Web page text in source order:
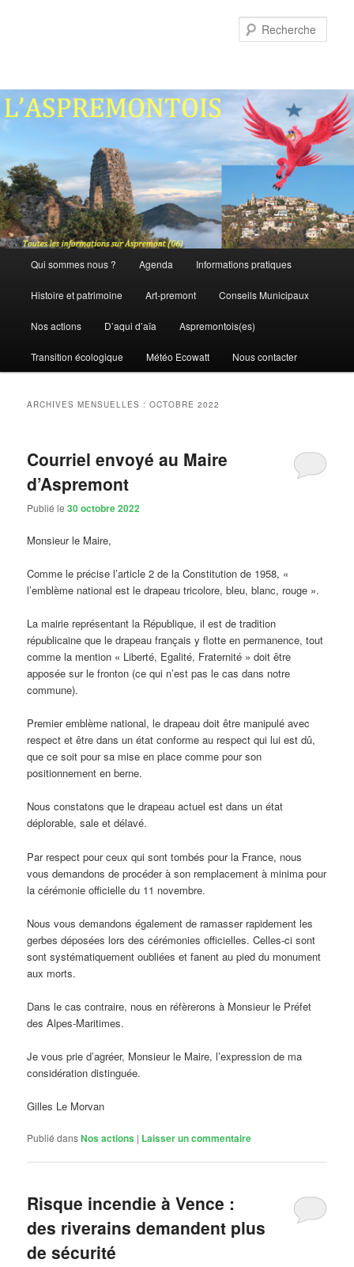
principal
Qui sommes nous ? Agenda Informations pratiques
Histoire et patrimoine Art-premont Conseils Municipaux
Nos actions D’aqui d’aïa Aspremontois(es)
Transition écologique Météo Ecowatt Nous contacter
ARCHIVES MENSUELLES :OCTOBRE 2022
Courriel envoyé au Maire
d’Aspremont
Publié le30 octobre 2022
Monsieur le Maire,
Comme le précise l’article 2 de la Constitution de 1958, «
l’emblème national est le drapeau tricolore, bleu, blanc, rouge ».
La mairie représentant la République, il est de tradition
républicaine que le drapeau français y flotte en permanence, tout
comme la mention « Liberté, Egalité, Fraternité » doit être
apposée sur le fronton (ce qui n’est pas le cas dans notre
commune).
Premier emblème national, le drapeau doit être manipulé avec
respect et être dans un état conforme au respect qui lui est dû,
que ce soit pour sa mise en place comme pour son
positionnement en berne.
Nous constatons que le drapeau actuel est dans un état
déplorable, sale et délavé.
Par respect pour ceux qui sont tombés pour la France, nous
vous demandons de procéder à son remplacement à minima pour
la cérémonie officielle du 11 novembre.
Nous vous demandons également de ramasser rapidement les
gerbes déposées lors des cérémonies officielles. Celles-ci sont
sont systématiquement oubliées et fanent au pied du monument
aux morts.
Dans le cas contraire, nous en réfèrerons à Monsieur le Préfet
des Alpes-Maritimes.
Je vous prie d’agréer, Monsieur le Maire, l’expression de ma
considération distinguée.
Gilles Le Morvan
Publié dansNos actions | Laisser un commentaire
Risque incendie à Vence :
des riverains demandent plus
de sécurité